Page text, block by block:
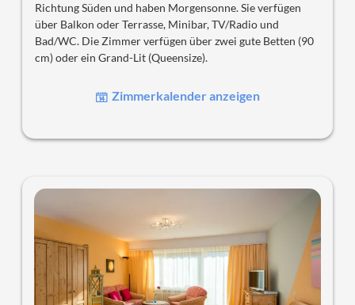
Richtung Süden und haben Morgensonne. Sie verfügen
über Balkon oder Terrasse, Minibar, TV/Radio und
Bad/WC. Die Zimmer verfügen über zwei gute Betten (90
cm) oder ein Grand-Lit (Queensize).
Zimmerkalender anzeigen